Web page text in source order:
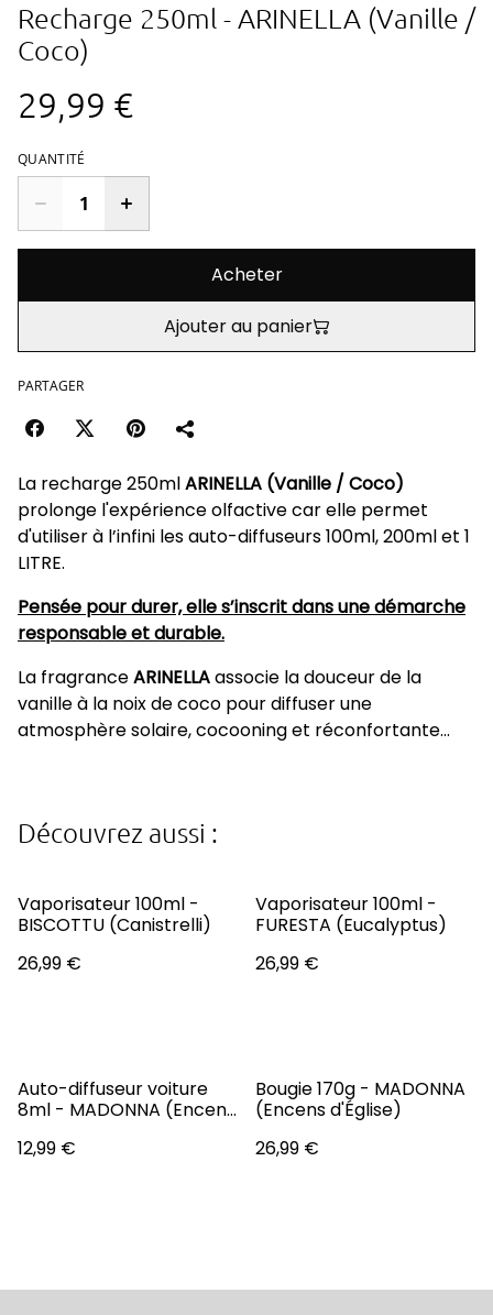
Recharge 250ml - ARINELLA (Vanille /
Coco)
29,99 €
QUANTITÉ
Acheter
Ajouter au panier
PARTAGER
La recharge 250mlARINELLA (Vanille / Coco)
prolonge l'expérience olfactive car elle permet
d'utiliser à l’infini les auto-diffuseurs 100ml, 200ml et 1
LITRE.
Pensée pour durer, elle s’inscrit dans une démarche
responsable et durable.
La fragranceARINELLAassocie la douceur de la
vanille à la noix de coco pour diffuser une
atmosphère solaire, cocooning et réconfortante...
Découvrez aussi :
Vaporisateur 100ml -
BISCOTTU (Canistrelli)
26,99 €
Vaporisateur 100ml -
FURESTA (Eucalyptus)
26,99 €
Auto-diffuseur voiture
8ml - MADONNA (Encens
12,99 €
Bougie 170g - MADONNA
(Encens d'Église)
26,99 €